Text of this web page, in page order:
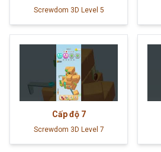
Screwdom 3D Level 5
Cấp độ 7
Screwdom 3D Level 7